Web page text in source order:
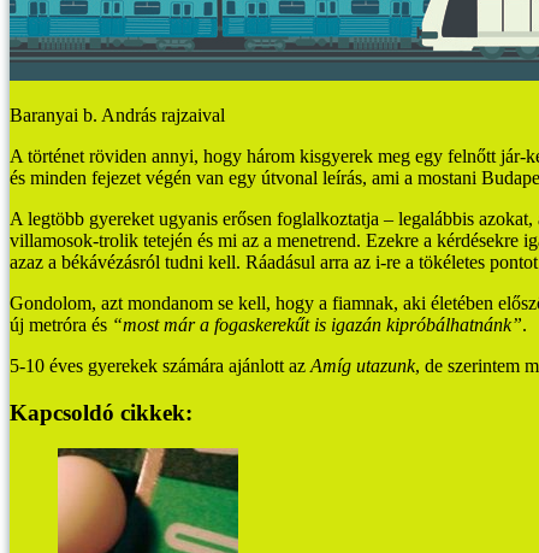
Baranyai b. András rajzaival
A történet röviden annyi, hogy három kisgyerek meg egy felnőtt jár-
és minden fejezet végén van egy útvonal leírás, ami a mostani
A legtöbb gyereket ugyanis erősen foglalkoztatja – legalábbis
villamosok-trolik tetején és mi az a menetrend. Ezekre a kérdésekre
azaz a békávézásról tudni kell. Ráadásul arra az i-re a tökéletes pontot
Gondolom, azt mondanom se kell, hogy a fiamnak, aki életében
új metróra és “most már a fogaskerekűt is igazán kipróbálhatnánk”.
5-10 éves gyerekek számára ajánlott az Amíg utazunk, de szerintem
Kapcsoldó cikkek: